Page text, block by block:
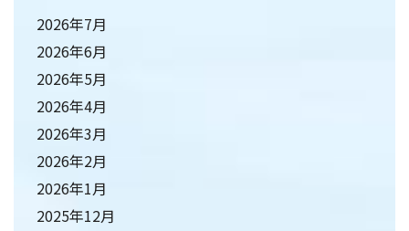
2026年7月
2026年6月
2026年5月
2026年4月
2026年3月
2026年2月
2026年1月
2025年12月